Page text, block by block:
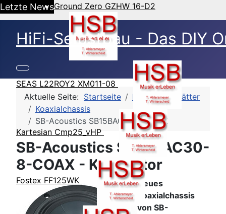
Letzte NewsGround Zero GZHW 16-D2
SEAS L22ROY2 XM011-08
Kartesian Cmp25_vHP
Fostex FF125WK
HiFi-Selbstbau - Das DIY
Aktuelle Seite: Startseite
HSB-Datenblätter
Koaxialchassis
SB-Acoustics SB15BAC30-8-COAX
SB-Acoustics SB15BAC30-
8-COAX - Klirrfaktor
Neues
Koaxialchassis
von SB-